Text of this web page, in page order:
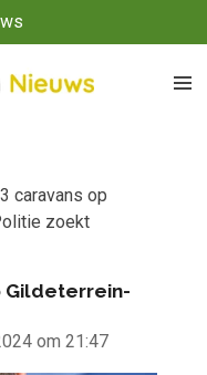
caravans op
zoekt
Gildeterrein-
om 21:47